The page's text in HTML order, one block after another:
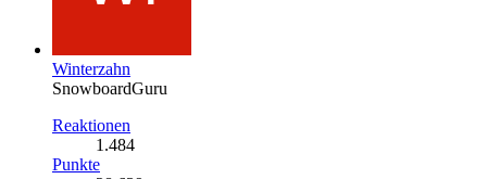
Winterzahn
SnowboardGuru
Reaktionen
1.484
Punkte